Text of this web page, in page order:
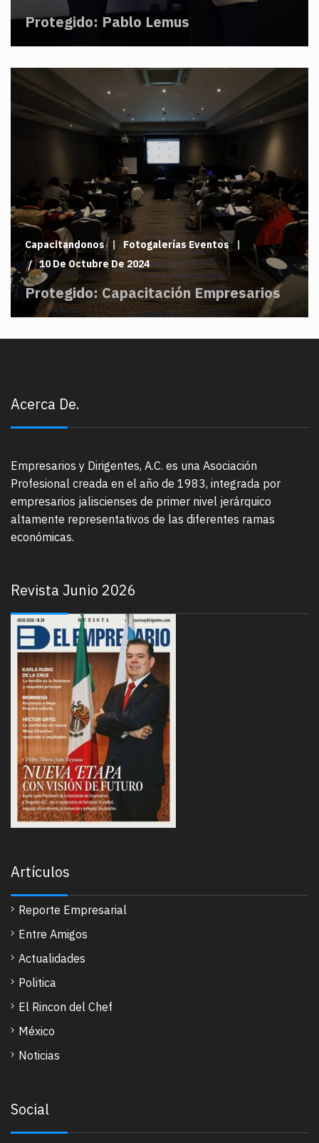
Protegido: Pablo Lemus
Capacitandonos
Fotogalerías Eventos
10 De Octubre De 2024
Protegido: Capacitación Empresarios
Acerca De.
Empresarios y Dirigentes, A.C. es una Asociación
Profesional creada en el año de 1983, integrada por
empresarios jaliscienses de primer nivel jerárquico
altamente representativos de las diferentes ramas
económicas.
Revista Junio 2026
Artículos
Reporte Empresarial
Entre Amigos
Actualidades
Politica
El Rincon del Chef
México
Noticias
Social